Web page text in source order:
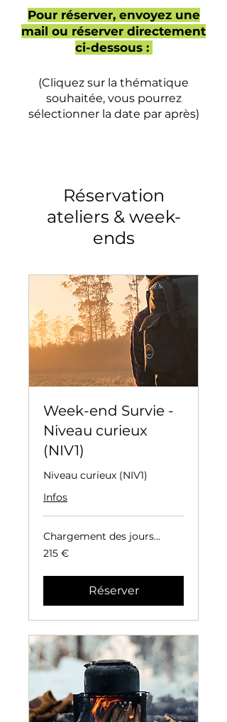
Pour réserver, envoyez une
mail ou réserver directement
ci-dessous :
(Cliquez sur la thématique
souhaitée, vous pourrez
sélectionner la date par après)
Réservation
ateliers & week-
ends
Week-end Survie -
Niveau curieux
(NIV1)
Niveau curieux (NIV1)
Infos
Chargement des jours...
215
euros
215 €
Réserver